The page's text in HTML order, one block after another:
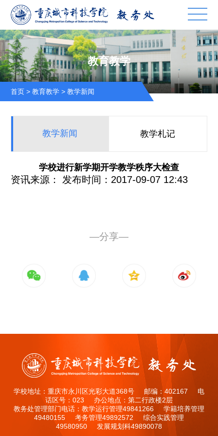
教育教学
首页 >教育教学 >教学新闻
教学新闻 教学札记
学校进行新学期开学教学秩序大检查
资讯来源： 发布时间：2017-09-07 12:43
—分享—
学校地址：重庆市永川区光彩大道368号 邮编：402167 电
话区号：023 办公地点：第二行政楼2层
教务处管理部门电话：教学运行管理49841266 学籍培养管理
49480155 考务管理49892572 综合实践管理
49580950 发展规划科49890078